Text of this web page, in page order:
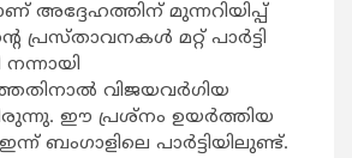
അദ്ദേഹത്തിന് മുന്നറിയിപ്പ്
പ്രസ്താവനകള്‍ മറ്റ് പാര്‍ട്ടി
വിജയവര്‍ഗിയ
ഈ പ്രശ്‌നം ഉയര്‍ത്തിയ
ബംഗാളിലെ പാര്‍ട്ടിയിലുണ്ട്.